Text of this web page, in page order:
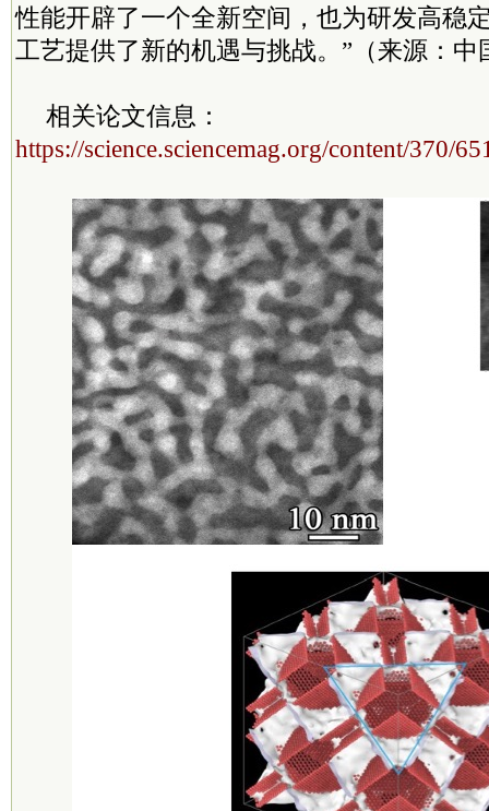
性能开辟了一个全新空间，也为研发高稳
工艺提供了新的机遇与挑战。”（来源：中
相关论文信息：
https://science.sciencemag.org/content/370/